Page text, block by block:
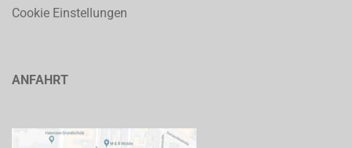
Cookie Einstellungen
ANFAHRT